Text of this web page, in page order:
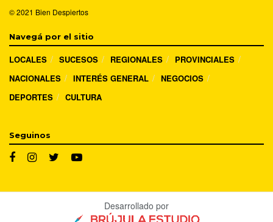
© 2021 Bien Despiertos
Navegá por el sitio
LOCALES SUCESOS REGIONALES
PROVINCIALES
NACIONALES
INTERÉS GENERAL
NEGOCIOS
DEPORTES
CULTURA
Seguinos
Desarrollado por